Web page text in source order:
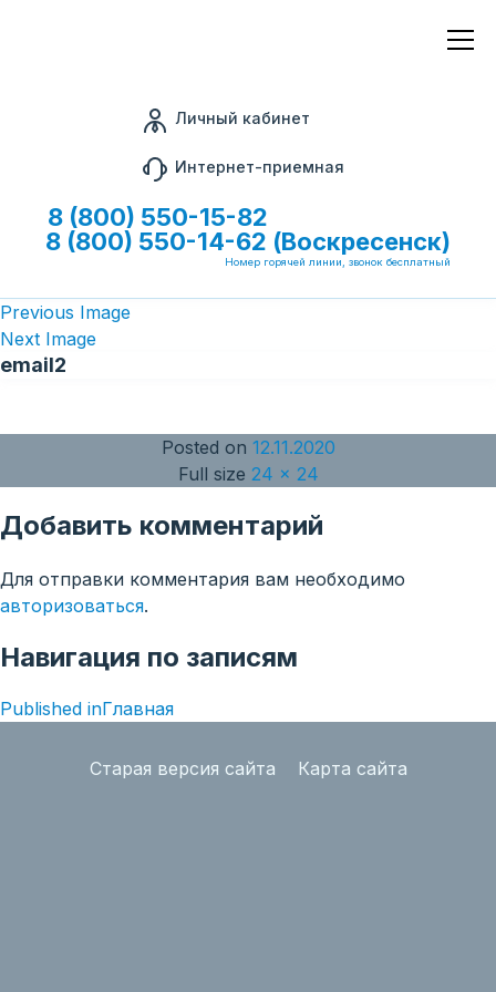
Личный кабинет
Интернет-приемная
8 (800) 550-15-82
8 (800) 550-14-62 (Воскресенск)
Номер горячей линии, звонок бесплатный
Previous Image
Next Image
email2
Posted on 12.11.2020
Full size 24 × 24
Добавить комментарий
Для отправки комментария вам необходимо
авторизоваться.
Навигация по записям
Published inГлавная
Старая версия сайта Карта сайта